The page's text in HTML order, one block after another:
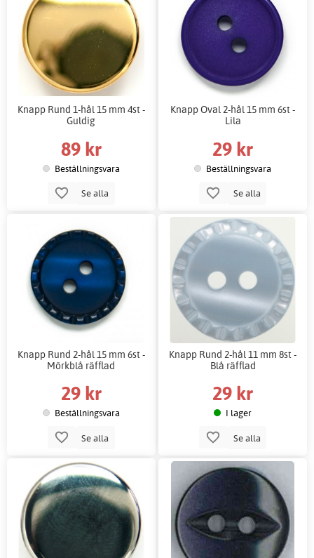
Knapp Rund 1-hål 15 mm 4st -
Guldig
89 kr
Beställningsvara
Se alla
Knapp Oval 2-hål 15 mm 6st -
Lila
29 kr
Beställningsvara
Se alla
Knapp Rund 2-hål 15 mm 6st -
Mörkblå räfflad
29 kr
Beställningsvara
Se alla
Knapp Rund 2-hål 11 mm 8st -
Blå räfflad
29 kr
I lager
Se alla